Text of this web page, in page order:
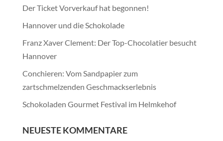
Der Ticket Vorverkauf hat begonnen!
Hannover und die Schokolade
Franz Xaver Clement: Der Top-Chocolatier besucht
Hannover
Conchieren: Vom Sandpapier zum
zartschmelzenden Geschmackserlebnis
Schokoladen Gourmet Festival im Helmkehof
NEUESTE KOMMENTARE